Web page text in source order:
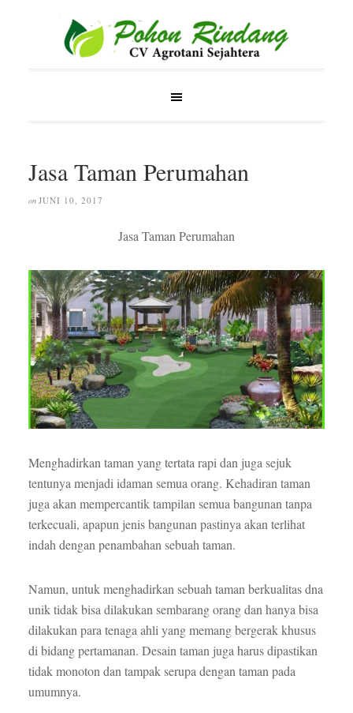
Jasa Taman Perumahan
on JUNI 10, 2017
Jasa Taman Perumahan
Menghadirkan taman yang tertata rapi dan juga sejuk
tentunya menjadi idaman semua orang. Kehadiran taman
juga akan mempercantik tampilan semua bangunan tanpa
terkecuali, apapun jenis bangunan pastinya akan terlihat
indah dengan penambahan sebuah taman.
Namun, untuk menghadirkan sebuah taman berkualitas dna
unik tidak bisa dilakukan sembarang orang dan hanya bisa
dilakukan para tenaga ahli yang memang bergerak khusus
di bidang pertamanan. Desain taman juga harus dipastikan
tidak monoton dan tampak serupa dengan taman pada
umumnya.